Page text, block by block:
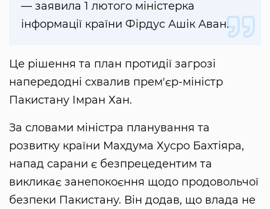
— заявила 1 лютого міністерка
інформації країни Фірдус Ашік Аван.
Це рішення та план протидії загрозі
напередодні схвалив прем'єр-міністр
Пакистану Імран Хан.
За словами міністра планування та
розвитку країни Махдума Хусро Бахтіяра,
напад сарани є безпрецедентим та
викликає занепокоєння щодо продовольчої
безпеки Пакистану. Він додав, що влада не